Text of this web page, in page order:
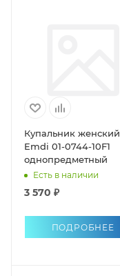
Купальник женский
Emdi 01-0744-10F1
однопредметный
Есть в наличии
3 570 ₽
ПОДРОБНЕЕ